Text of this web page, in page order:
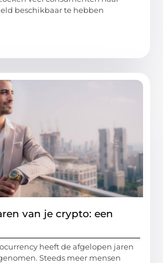
beschikbaar te hebben
van je crypto: een
heeft de afgelopen jaren
Steeds meer mensen